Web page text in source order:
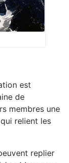
est
de
membres une
relient les
replier